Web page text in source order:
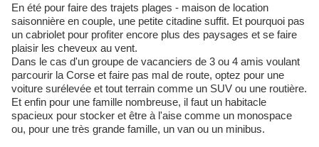
En été pour faire des trajets plages - maison de location
saisonnière en couple, une petite citadine suffit. Et pourquoi pas
un cabriolet pour profiter encore plus des paysages et se faire
plaisir les cheveux au vent.
Dans le cas d'un groupe de vacanciers de 3 ou 4 amis voulant
parcourir la Corse et faire pas mal de route, optez pour une
voiture surélevée et tout terrain comme un SUV ou une routière.
Et enfin pour une famille nombreuse, il faut un habitacle
spacieux pour stocker et être à l'aise comme un monospace
ou, pour une très grande famille, un van ou un minibus.